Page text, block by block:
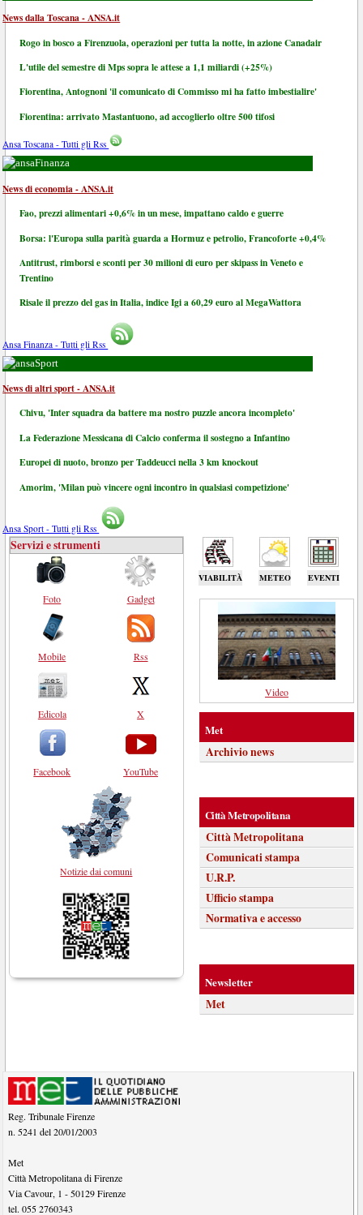
News dalla Toscana - ANSA.it
Rogo in bosco a Firenzuola, operazioni per tutta la notte, in azione Canadair
L'utile del semestre di Mps sopra le attese a 1,1 miliardi (+25%)
Fiorentina, Antognoni 'il comunicato di Commisso mi ha fatto imbestialire'
Fiorentina: arrivato Mastantuono, ad accoglierlo oltre 500 tifosi
Ansa Toscana - Tutti gli Rss
Finanza
News di economia - ANSA.it
Fao, prezzi alimentari +0,6% in un mese, impattano caldo e guerre
Borsa: l'Europa sulla parità guarda a Hormuz e petrolio, Francoforte +0,4%
Antitrust, rimborsi e sconti per 30 milioni di euro per skipass in Veneto e
Trentino
Risale il prezzo del gas in Italia, indice Igi a 60,29 euro al MegaWattora
Ansa Finanza - Tutti gli Rss
Sport
News di altri sport - ANSA.it
Chivu, 'Inter squadra da battere ma nostro puzzle ancora incompleto'
La Federazione Messicana di Calcio conferma il sostegno a Infantino
Europei di nuoto, bronzo per Taddeucci nella 3 km knockout
Amorim, 'Milan può vincere ogni incontro in qualsiasi competizione'
Ansa Sport - Tutti gli Rss
VIABILITÀ METEO EVENTI
Servizi e strumenti
Foto
Mobile
Edicola
Facebook
Gadget
Rss
X
YouTube
Notizie dai comuni
Video
Met
Archivio news
Città Metropolitana
Città Metropolitana
Comunicati stampa
U.R.P.
Ufficio stampa
Normativa e accesso
Newsletter
Met
Reg. Tribunale Firenze
n. 5241 del 20/01/2003
Met
Città Metropolitana di Firenze
Via Cavour, 1 - 50129 Firenze
tel.055 2760343